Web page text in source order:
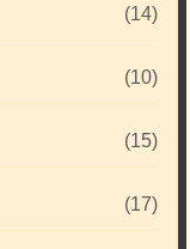
(14)
(10)
(15)
(17)